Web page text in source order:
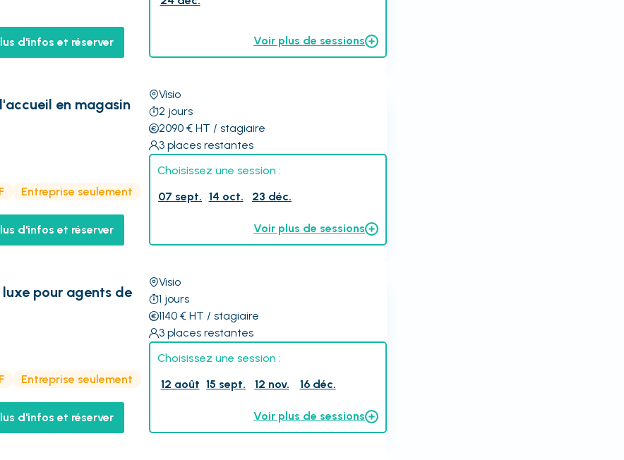
d'infos et réserver Voir plus de sessions
en magasin
Entreprise seulement
d'infos et réserver
Visio
2 jours
2090€ HT / stagiaire
3 places restantes
Choisissez une session :
07 sept. 14 oct. 23 déc.
Voir plus de sessions
pour agents de
Entreprise seulement
d'infos et réserver
Visio
1 jours
1140€ HT / stagiaire
3 places restantes
Choisissez une session :
12 août 15 sept. 12 nov. 16 déc.
Voir plus de sessions